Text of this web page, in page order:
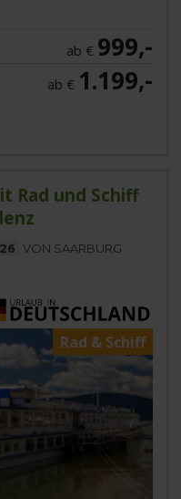
ab € 999,-
ab € 1.199,-
Rad und Schiff
VON SAARBURG
Rad & Schiff